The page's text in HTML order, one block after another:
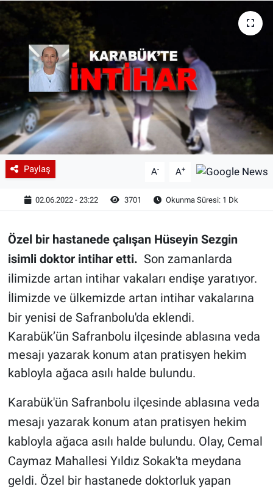
Paylaş A- A+
02.06.2022 - 23:22 3701 Okunma Süresi: 1 Dk
Özel bir hastanede çalışan Hüseyin Sezgin
isimli doktor intihar etti. Son zamanlarda
ilimizde artan intihar vakaları endişe yaratıyor.
İlimizde ve ülkemizde artan intihar vakalarına
bir yenisi de Safranbolu'da eklendi.
Karabük’ün Safranbolu ilçesinde ablasına veda
mesajı yazarak konum atan pratisyen hekim
kabloyla ağaca asılı halde bulundu.
Karabük'ün Safranbolu ilçesinde ablasına veda
mesajı yazarak konum atan pratisyen hekim
kabloyla ağaca asılı halde bulundu. Olay, Cemal
Caymaz Mahallesi Yıldız Sokak'ta meydana
geldi. Özel bir hastanede doktorluk yapan